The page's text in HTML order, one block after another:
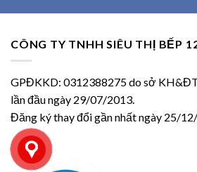
CÔNG TY TNHH SIÊU THỊ BẾP
GPĐKKD: 0312388275 do sở
lần đầu ngày 29/07/2013.
Đăng ký thay đổi gần nhất ngày 25/